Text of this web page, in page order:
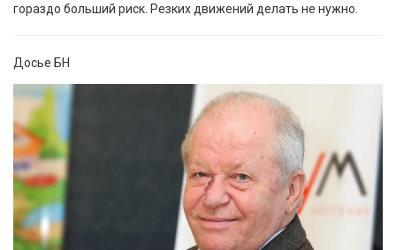
гораздо больший риск. Резких движений делать не нужно.
Досье БН